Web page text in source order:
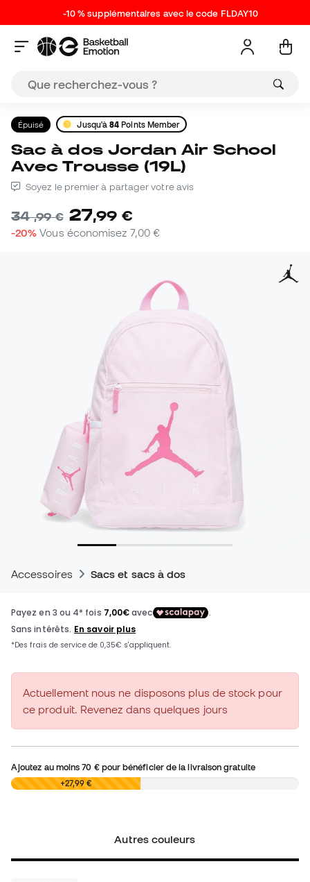
-10 % supplémentaires avec le code FLDAY10
Épuisé Jusqu'à84 Points Member
Sac à dos Jordan Air School
Avec Trousse (19L)
Soyez le premier à partager votre avis
34,99 € 27,99 €
-20% Vous économisez 7,00 €
Accessoires Sacs et sacs à dos
Actuellement nous ne disposons plus de stock pour
ce produit. Revenez dans quelques jours
Ajoutez au moins70 €pour bénéficier de la livraison gratuite
0,00 € +27,99 €
Autres couleurs